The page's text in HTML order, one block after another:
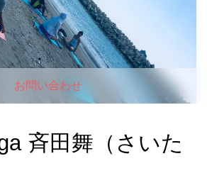
お問い合わせ
斉田舞（さいた